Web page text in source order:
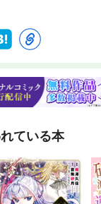
ている本